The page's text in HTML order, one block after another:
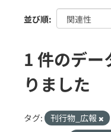
並び順
1 件のデー
りました
タグ: 刊行物_広報